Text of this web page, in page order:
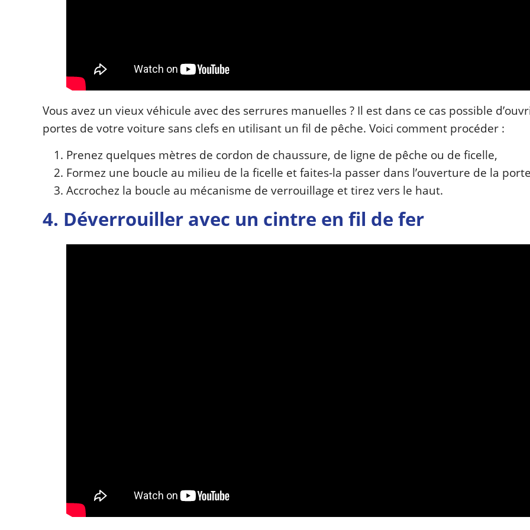
Vous avez un vieux véhicule avec des serrures manuelles ? Il est dans ce cas possible
portes de votre voiture sans clefs en utilisant un fil de pêche. Voici comment procéder :
Prenez quelques mètres de cordon de chaussure, de ligne de pêche ou de ficelle,
Formez une boucle au milieu de la ficelle et faites-la passer dans l’ouverture de la
Accrochez la boucle au mécanisme de verrouillage et tirez vers le haut.
4. Déverrouiller avec un cintre en fil de fer